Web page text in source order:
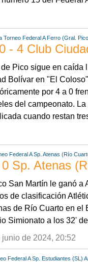
Torneo Federal A Ferro (Gral.
- 4 Club
Pico sigue en caída
Bolívar en "El
por 4 a 0
del campeonato.
cuando restan
Federal A Sp. Atenas (Río
Sp. Atenas
San Martín le ganó a
de clasificación
de Río Cuarto en el
Simionato a los 32'
junio de 2024, 20:52
Federal A Sp. Estudiantes (SL)